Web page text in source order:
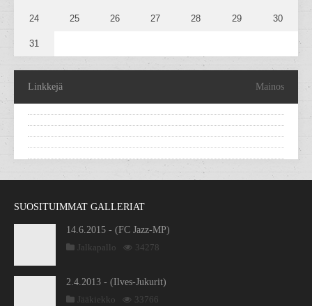
24 25 26 27 28 29 30
31
Linkkejä Mainos
SUOSITUIMMAT GALLERIAT
14.6.2015 - (FC Jazz-MP)
Jalkapallo
34278
2.4.2013 - (Ilves-Jukurit)
Jääkiekko
33766